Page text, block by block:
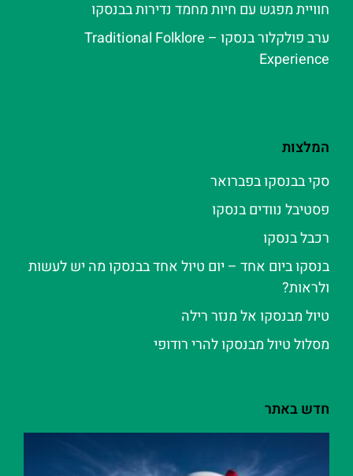
חוויית מפגש עם חיות מחמד נדירות בבנסקו
ערב פולקלור בנסקו – Traditional Folklore
Experience
המלצות
סקי בבנסקו בפברואר
פסטיבל נוודים בנסקו
רכבל בנסקו
בנסקו ביום אחד – יום טיול אחד בבנסקו מה יש לעשות
ולראות?
טיול מבנסקו אל מנזר רילה
מסלול טיול מבנסקו להרי רודופי
חדש באתר